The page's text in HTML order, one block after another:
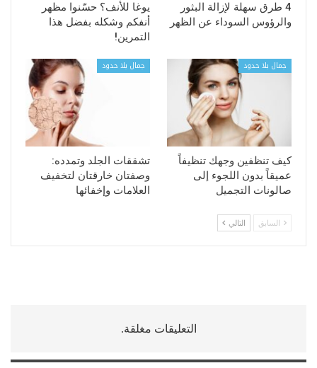
4 طرق سهلة لإزالة البثور
والرؤوس السوداء عن الظهر
يوغا للأنف؟ حسّنوا مظهر
أنفكم وشكله بفضل هذا
التمرين!
جمال بلا حدود
كيف تنظفين وجهك تنظيفاً
عميقاً بدون اللجوء إلى
صالونات التجميل
جمال بلا حدود
تشققات الجلد وتمدده:
وصفتان خارقتان لتخفيف
العلامات وإخفائها
السابق التالي
التعليقات مغلقة.